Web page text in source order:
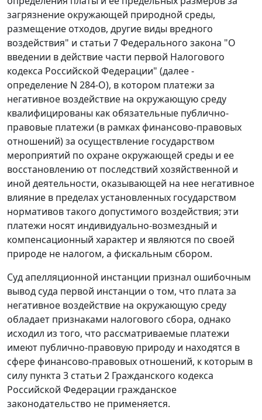
загрязнение окружающей природной среды,
размещение отходов, другие виды вредного
воздействия" и статьи 7 Федерального закона "О
введении в действие части первой Налогового
кодекса Российской Федерации" (далее -
определение N 284-О), в котором платежи за
негативное воздействие на окружающую среду
квалифицированы как обязательные публично-
правовые платежи (в рамках финансово-правовых
отношений) за осуществление государством
мероприятий по охране окружающей среды и ее
восстановлению от последствий хозяйственной и
иной деятельности, оказывающей на нее негативное
влияние в пределах установленных государством
нормативов такого допустимого воздействия; эти
платежи носят индивидуально-возмездный и
компенсационный характер и являются по своей
природе не налогом, а фискальным сбором.
Суд апелляционной инстанции признал ошибочным
вывод суда первой инстанции о том, что плата за
негативное воздействие на окружающую среду
обладает признаками налогового сбора, однако
исходил из того, что рассматриваемые платежи
имеют публично-правовую природу и находятся в
сфере финансово-правовых отношений, к которым в
силу пункта 3 статьи 2 Гражданского кодекса
Российской Федерации гражданское
законодательство не применяется.